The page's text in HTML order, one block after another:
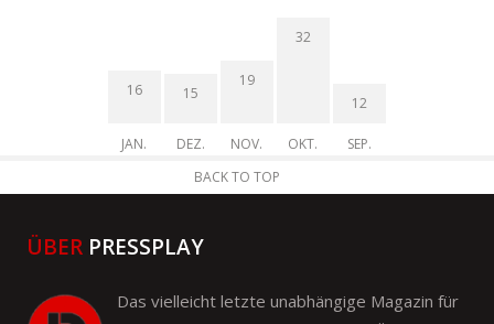
16
JAN.
15
DEZ.
19
NOV.
32
OKT.
12
SEP.
BACK TO TOP
ÜBER PRESSPLAY
Das vielleicht letzte unabhängige Magazin für